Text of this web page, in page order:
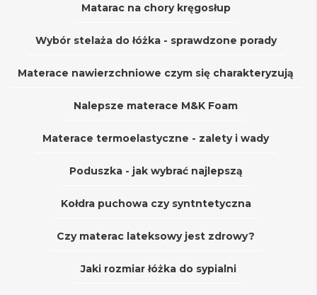
Matarac na chory kręgosłup
Wybór stelaża do łóżka - sprawdzone porady
Materace nawierzchniowe czym się charakteryzują
Nalepsze materace M&K Foam
Materace termoelastyczne - zalety i wady
Poduszka - jak wybrać najlepszą
Kołdra puchowa czy syntntetyczna
Czy materac lateksowy jest zdrowy?
Jaki rozmiar łóżka do sypialni